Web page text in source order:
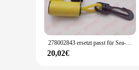
278002843 ersetzt passt für Sea-Doo-LY-005 Funken Ace Sicherheits-Lanyard-Schlüssel kabel clip
20,02€